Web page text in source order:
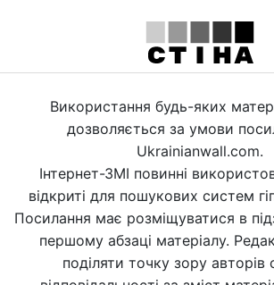
Використання будь-яких
дозволяється за умови
Ukrainianwall.com.
Інтернет-ЗМІ повинні
відкриті для пошукових систем
Посилання має розміщуватися в
першому абзаці матеріалу.
поділяти точку зору авторів